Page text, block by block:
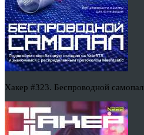
Хакер #323. Беспроводной самопал